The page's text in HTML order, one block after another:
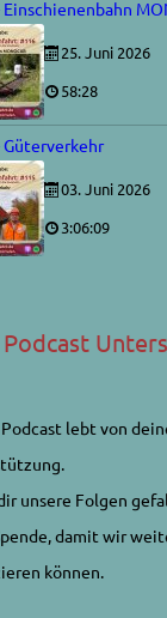
25. Juni 2026
58:28
Güterverkehr
03. Juni 2026
3:06:09
Podcast
lebt von
unsere Folgen
damit wir
können.